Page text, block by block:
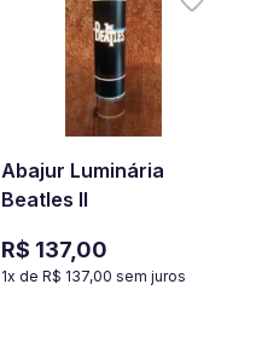
Abajur Luminária
Beatles II
R$ 137,00
1x de R$ 137,00 sem juros